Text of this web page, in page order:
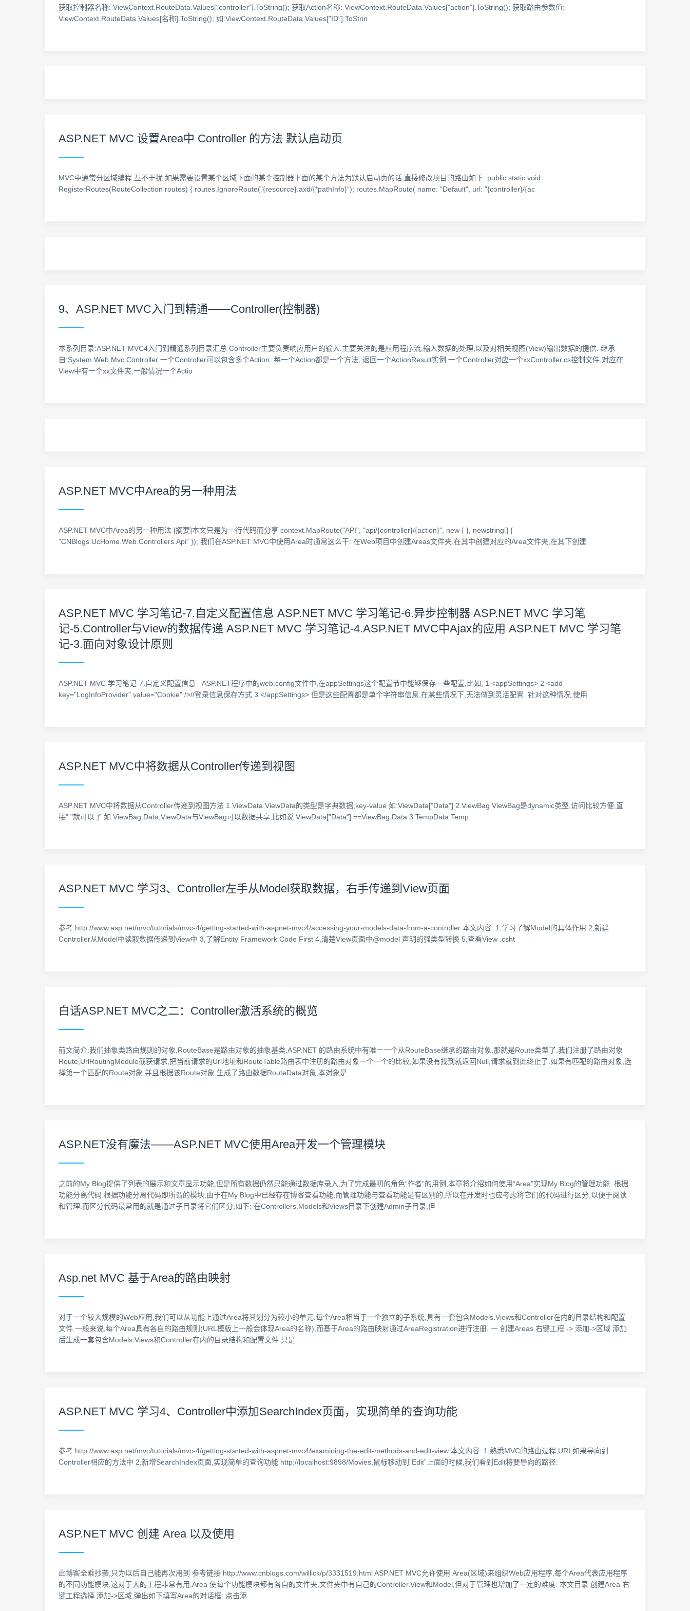
获取控制器名称: ViewContext.RouteData.Values["controller"].ToString(); 获取Action名称: ViewContext.RouteData.Values["action"].ToString(); 获取路由参数值:
ViewContext.RouteData.Values[名称].ToString(); 如:ViewContext.RouteData.Values["ID"].ToStrin
ASP.NET MVC 设置Area中 Controller 的方法 默认启动页
MVC中通常分区域编程,互不干扰,如果需要设置某个区域下面的某个控制器下面的某个方法为默认启动页的话,直接修改项目的路由如下: public static void
RegisterRoutes(RouteCollection routes) { routes.IgnoreRoute("{resource}.axd/{*pathInfo}"); routes.MapRoute( name: "Default", url: "{controller}/{ac
9、ASP.NET MVC入门到精通——Controller(控制器)
本系列目录:ASP.NET MVC4入门到精通系列目录汇总 Controller主要负责响应用户的输入.主要关注的是应用程序流,输入数据的处理,以及对相关视图(View)输出数据的提供. 继承
自:System.Web.Mvc.Controller 一个Controller可以包含多个Action. 每一个Action都是一个方法, 返回一个ActionResult实例 一个Controller对应一个xxController.cs控制文件,对应在
View中有一个xx文件夹.一般情况一个Actio
ASP.NET MVC中Area的另一种用法
ASP.NET MVC中Area的另一种用法 [摘要]本文只是为一行代码而分享 context.MapRoute("API", "api/{controller}/{action}", new { }, newstring[] {
"CNBlogs.UcHome.Web.Controllers.Api" }); 我们在ASP.NET MVC中使用Area时通常这么干: 在Web项目中创建Areas文件夹,在其中创建对应的Area文件夹,在其下创建
ASP.NET MVC 学习笔记-7.自定义配置信息 ASP.NET MVC 学习笔记-6.异步控制器 ASP.NET MVC 学习笔
记-5.Controller与View的数据传递 ASP.NET MVC 学习笔记-4.ASP.NET MVC中Ajax的应用 ASP.NET MVC 学习笔
记-3.面向对象设计原则
ASP.NET MVC 学习笔记-7.自定义配置信息 ASP.NET程序中的web.config文件中,在appSettings这个配置节中能够保存一些配置,比如, 1 <appSettings> 2 <add
key="LogInfoProvider" value="Cookie" />//登录信息保存方式 3 </appSettings> 但是这些配置都是单个字符串信息,在某些情况下,无法做到灵活配置. 针对这种情况,使用
ASP.NET MVC中将数据从Controller传递到视图
ASP.NET MVC中将数据从Controller传递到视图方法 1.ViewData ViewData的类型是字典数据,key-value 如:ViewData["Data"] 2.ViewBag ViewBag是dynamic类型,访问比较方便,直
接"."就可以了 如:ViewBag.Data,ViewData与ViewBag可以数据共享,比如说 ViewData["Data"] ==ViewBag.Data 3.TempData Temp
ASP.NET MVC 学习3、Controller左手从Model获取数据，右手传递到View页面
参考:http://www.asp.net/mvc/tutorials/mvc-4/getting-started-with-aspnet-mvc4/accessing-your-models-data-from-a-controller 本文内容: 1,学习了解Model的具体作用 2,新建
Controller从Model中读取数据传递到View中 3,了解Entity Framework Code First 4,清楚View页面中@model 声明的强类型转换 5,查看View .csht
白话ASP.NET MVC之二：Controller激活系统的概览
前文简介:我们抽象类路由规则的对象,RouteBase是路由对象的抽象基类,ASP.NET 的路由系统中有唯一一个从RouteBase继承的路由对象,那就是Route类型了.我们注册了路由对象
Route,UrlRoutingModule截获请求,把当前请求的Url地址和RouteTable路由表中注册的路由对象一个一个的比较,如果没有找到就返回Null,请求就到此终止了.如果有匹配的路由对象,选
择第一个匹配的Route对象,并且根据该Route对象,生成了路由数据RouteData对象,本对象是
ASP.NET没有魔法——ASP.NET MVC使用Area开发一个管理模块
之前的My Blog提供了列表的展示和文章显示功能,但是所有数据仍然只能通过数据库录入,为了完成最初的角色“作者”的用例,本章将介绍如何使用“Area”实现My Blog的管理功能. 根据
功能分离代码 根据功能分离代码即所谓的模块,由于在My Blog中已经存在博客查看功能,而管理功能与查看功能是有区别的,所以在开发时也应考虑将它们的代码进行区分,以便于阅读
和管理.而区分代码最常用的就是通过子目录将它们区分,如下: 在Controllers.Models和Views目录下创建Admin子目录,但
Asp.net MVC 基于Area的路由映射
对于一个较大规模的Web应用,我们可以从功能上通过Area将其划分为较小的单元.每个Area相当于一个独立的子系统,具有一套包含Models.Views和Controller在内的目录结构和配置
文件.一般来说,每个Area具有各自的路由规则(URL模版上一般会体现Area的名称),而基于Area的路由映射通过AreaRegistration进行注册. 一.创建Areas 右键工程 -> 添加->区域 添加
后生成一套包含Models.Views和Controller在内的目录结构和配置文件:只是
ASP.NET MVC 学习4、Controller中添加SearchIndex页面，实现简单的查询功能
参考:http://www.asp.net/mvc/tutorials/mvc-4/getting-started-with-aspnet-mvc4/examining-the-edit-methods-and-edit-view 本文内容: 1,熟悉MVC的路由过程,URL如果导向到
Controller相应的方法中 2,新增SearchIndex页面,实现简单的查询功能 http://localhost:9898/Movies,鼠标移动到”Edit”上面的时候,我们看到Edit将要导向的路径:
ASP.NET MVC 创建 Area 以及使用
此博客全乘抄袭,只为以后自己能再次用到 参考链接 http://www.cnblogs.com/willick/p/3331519.html ASP.NET MVC允许使用 Area(区域)来组织Web应用程序,每个Area代表应用程序
的不同功能模块.这对于大的工程非常有用,Area 使每个功能模块都有各自的文件夹,文件夹中有自己的Controller.View和Model,但对于管理也增加了一定的难度. 本文目录 创建Area 右
键工程选择 添加->区域,弹出如下填写Area的对话框: 点击添